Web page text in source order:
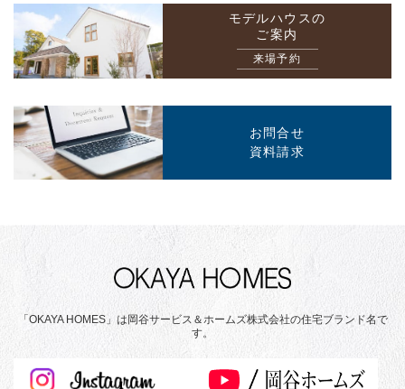
モデルハウスの
ご案内
来場予約
お問合せ
資料請求
「OKAYA HOMES」は岡谷サービス＆ホームズ株式会社の住宅ブランド名で
す。